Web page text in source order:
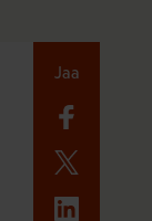
Jaa